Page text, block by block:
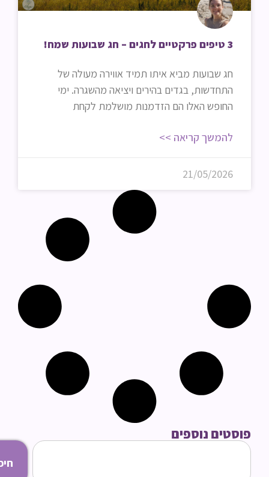
חג שבועות מביא איתו תמיד אווירה מעולה של
התחדשות, בגדים בהירים ויציאה מהשגרה. ימי
החופש האלו הם הזדמנות מושלמת לקחת
להמשך קריאה >>
21/05/2026
נוספים